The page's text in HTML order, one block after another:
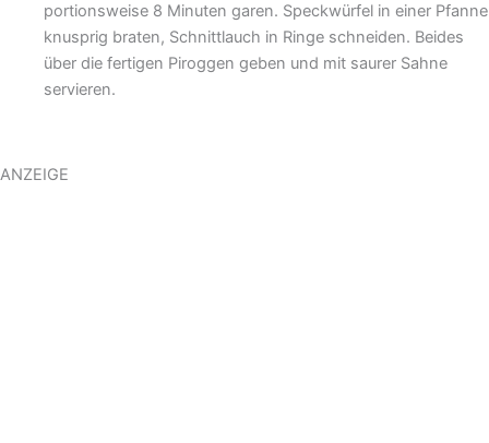
portionsweise 8 Minuten garen. Speckwürfel in einer Pfanne
knusprig braten, Schnittlauch in Ringe schneiden. Beides
über die fertigen Piroggen geben und mit saurer Sahne
servieren.
ANZEIGE